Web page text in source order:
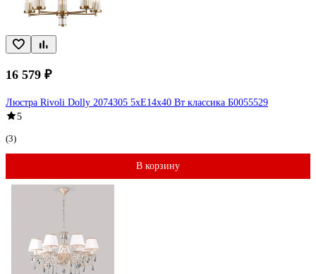
16 579 ₽
Люстра Rivoli Dolly 2074305 5хЕ14х40 Вт классика Б0055529
5
(3)
В корзину